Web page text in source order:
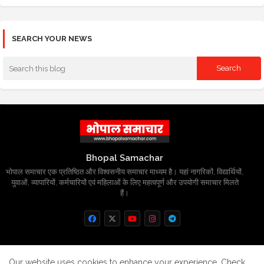
SEARCH YOUR NEWS
Bhopal Samachar
भोपाल समाचार एक प्रतिष्ठित और विश्वसनीय समाचार माध्यम है। यहां नागरिकों, विद्यार्थियों,
युवाओं, व्यापारियों, कर्मचारियों एवं महिलाओं के लिए महत्वपूर्ण और उपयोगी समाचार मिलते
हैं।
Home About Contact us Privacy Policy